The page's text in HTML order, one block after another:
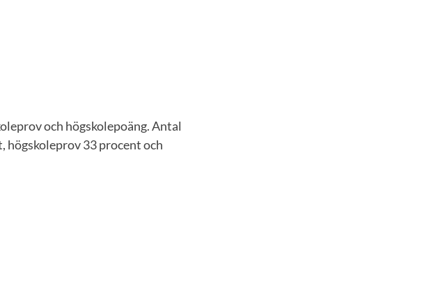
och högskolepoäng. Antal
högskoleprov 33 procent och